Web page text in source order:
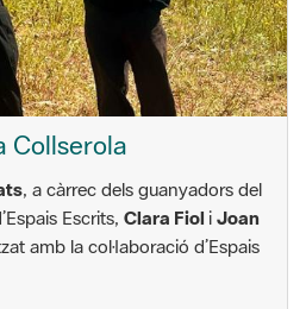
Collserola
, a càrrec dels guanyadors del
Escrits, Clara Fiol i Joan
amb la col·laboració d’Espais